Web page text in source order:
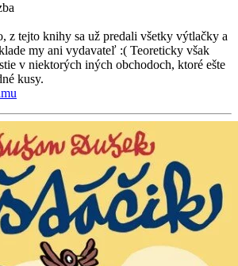
z tejto knihy sa už predali všetky výtlačky a
my ani vydavateľ :( Teoreticky však
v niektorých iných obchodoch, ktoré ešte
kusy.